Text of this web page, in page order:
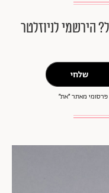
הירשמי לניוזלטר
שלחי
מאתר ״את״